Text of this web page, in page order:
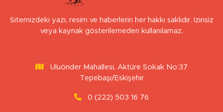
Sitemizdeki yazı, resim ve haberlerin her hakkı saklıdır. İzinsiz
veya kaynak gösterilemeden kullanılamaz.
Uluönder Mahallesi, Aktüre Sokak No:37
Tepebaşı/Eskişehir
0 (222) 503 16 76